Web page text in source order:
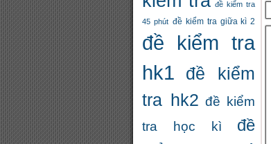
đề kiểm tra
45 phút đề kiểm tra giữa kì 2
đề kiểm tra
hk1
đề kiểm
tra hk2 đề kiểm
tra học kì
đề